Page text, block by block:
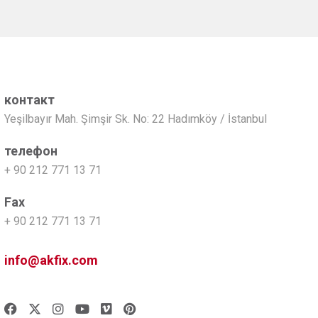
контакт
Yeşilbayır Mah. Şimşir Sk. No: 22 Hadımköy / İstanbul
телефон
+ 90 212 771 13 71
Fax
+ 90 212 771 13 71
info@akfix.com